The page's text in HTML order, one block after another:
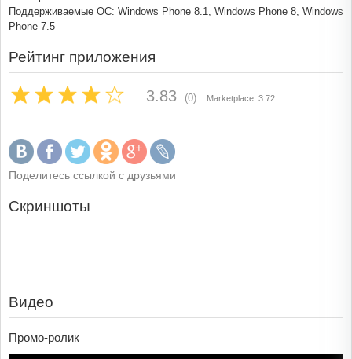
Поддерживаемые ОС: Windows Phone 8.1, Windows Phone 8, Windows
Phone 7.5
Рейтинг приложения
3.83 (0) Marketplace: 3.72
Поделитесь ссылкой с друзьями
Скриншоты
Видео
Промо-ролик